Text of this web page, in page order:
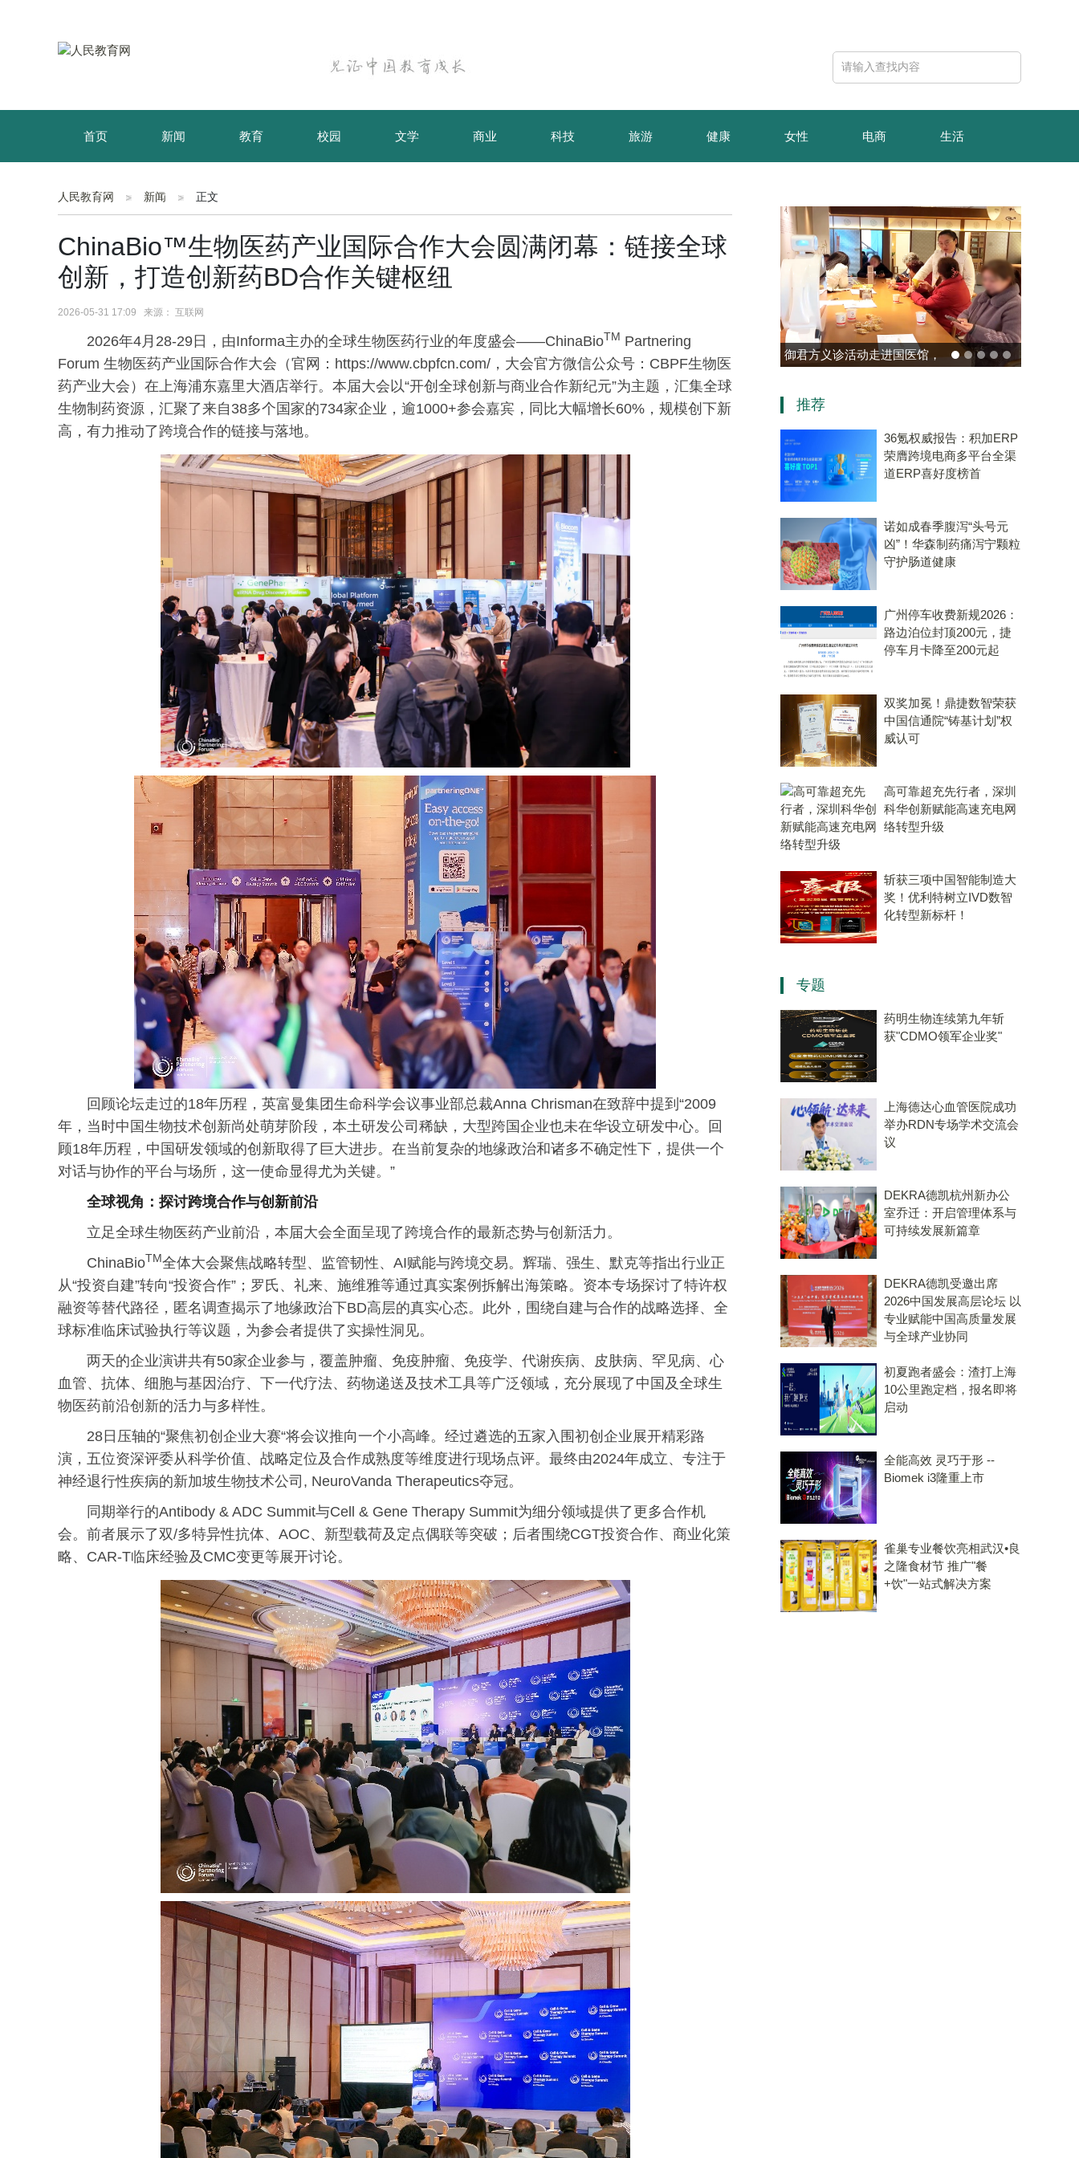
首页 新闻 教育 校园 文学 商业 科技 旅游 健康 女性 电商 生活
育儿 资讯
人民教育网 新闻 正文
ChinaBio™生物医药产业国际合作大会圆满闭幕：链接全球
创新，打造创新药BD合作关键枢纽
2026-05-31 17:09 来源： 互联网
2026年4月28-29日，由Informa主办的全球生物医药行业的年度盛会——ChinaBioTM Partnering
Forum 生物医药产业国际合作大会（官网：https://www.cbpfcn.com/，大会官方微信公众号：CBPF生物医
药产业大会）在上海浦东嘉里大酒店举行。本届大会以“开创全球创新与商业合作新纪元”为主题，汇集全球
生物制药资源，汇聚了来自38多个国家的734家企业，逾1000+参会嘉宾，同比大幅增长60%，规模创下新
高，有力推动了跨境合作的链接与落地。
回顾论坛走过的18年历程，英富曼集团生命科学会议事业部总裁Anna Chrisman在致辞中提到“2009
年，当时中国生物技术创新尚处萌芽阶段，本土研发公司稀缺，大型跨国企业也未在华设立研发中心。回
顾18年历程，中国研发领域的创新取得了巨大进步。在当前复杂的地缘政治和诸多不确定性下，提供一个
对话与协作的平台与场所，这一使命显得尤为关键。”
全球视角：探讨跨境合作与创新前沿
立足全球生物医药产业前沿，本届大会全面呈现了跨境合作的最新态势与创新活力。
ChinaBioTM全体大会聚焦战略转型、监管韧性、AI赋能与跨境交易。辉瑞、强生、默克等指出行业正
从“投资自建”转向“投资合作”；罗氏、礼来、施维雅等通过真实案例拆解出海策略。资本专场探讨了特许权
融资等替代路径，匿名调查揭示了地缘政治下BD高层的真实心态。此外，围绕自建与合作的战略选择、全
球标准临床试验执行等议题，为参会者提供了实操性洞见。
两天的企业演讲共有50家企业参与，覆盖肿瘤、免疫肿瘤、免疫学、代谢疾病、皮肤病、罕见病、心
血管、抗体、细胞与基因治疗、下一代疗法、药物递送及技术工具等广泛领域，充分展现了中国及全球生
物医药前沿创新的活力与多样性。
28日压轴的“聚焦初创企业大赛“将会议推向一个小高峰。经过遴选的五家入围初创企业展开精彩路
演，五位资深评委从科学价值、战略定位及合作成熟度等维度进行现场点评。最终由2024年成立、专注于
神经退行性疾病的新加坡生物技术公司, NeuroVanda Therapeutics夺冠。
同期举行的Antibody & ADC Summit与Cell & Gene Therapy Summit为细分领域提供了更多合作机
会。前者展示了双/多特异性抗体、AOC、新型载荷及定点偶联等突破；后者围绕CGT投资合作、商业化策
略、CAR-T临床经验及CMC变更等展开讨论。
玻色量子完成10亿元B轮融
算机赛道唯一代表！
推荐
36氪权威报告：积加ERP
荣膺跨境电商多平台全渠
道ERP喜好度榜首
诺如成春季腹泻“头号元
凶”！华森制药痛泻宁颗粒
守护肠道健康
广州停车收费新规2026：
路边泊位封顶200元，捷
停车月卡降至200元起
双奖加冕！鼎捷数智荣获
中国信通院“铸基计划”权
威认可
高可靠超充先行者，深圳
科华创新赋能高速充电网
络转型升级
斩获三项中国智能制造大
奖！优利特树立IVD数智
化转型新标杆！
专题
药明生物连续第九年斩
获"CDMO领军企业奖"
上海德达心血管医院成功
举办RDN专场学术交流会
议
DEKRA德凯杭州新办公
室乔迁：开启管理体系与
可持续发展新篇章
DEKRA德凯受邀出席
2026中国发展高层论坛 以
专业赋能中国高质量发展
与全球产业协同
初夏跑者盛会：渣打上海
10公里跑定档，报名即将
启动
全能高效 灵巧于形 --
Biomek i3隆重上市
雀巢专业餐饮亮相武汉•良
之隆食材节 推广"餐
+饮"一站式解决方案